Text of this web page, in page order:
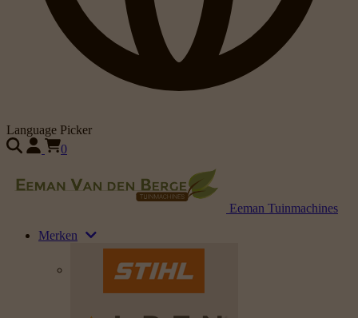
Language Picker
0
Eeman Tuinmachines
Merken